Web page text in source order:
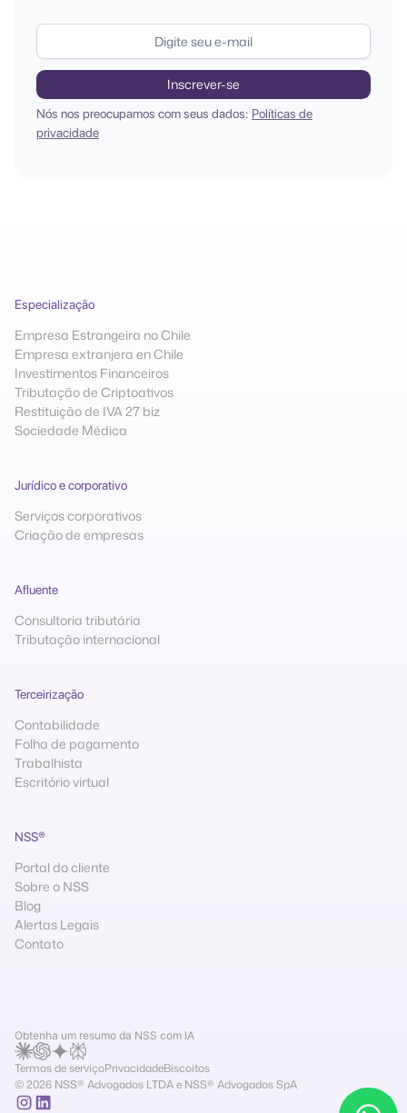
Nós nos preocupamos com seus dados: Políticas de
privacidade
Especialização
Empresa Estrangeira no Chile
Empresa extranjera en Chile
Investimentos Financeiros
Tributação de Criptoativos
Restituição de IVA 27 biz
Sociedade Médica
Jurídico e corporativo
Serviços corporativos
Criação de empresas
Afluente
Consultoria tributária
Tributação internacional
Terceirização
Contabilidade
Folha de pagamento
Trabalhista
Escritório virtual
NSS®
Portal do cliente
Sobre o NSS
Blog
Alertas Legais
Contato
Obtenha um resumo da NSS com IA
Termos de serviçoPrivacidadeBiscoitos
© 2026 NSS® Advogados LTDA e NSS® Advogados SpA